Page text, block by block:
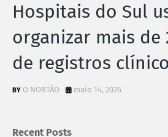
Hospitais do Sul
organizar mais de
de registros
O NORTÃO maio 14, 2026
Recent Posts